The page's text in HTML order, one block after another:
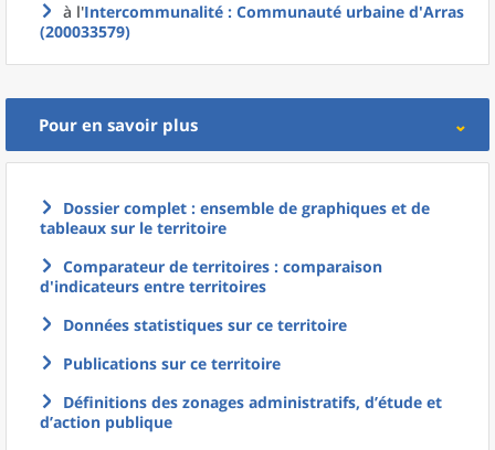
à l'Intercommunalité : Communauté urbaine d'Arras
(200033579)
Pour en savoir plus
Dossier complet : ensemble de graphiques et de
tableaux sur le territoire
Comparateur de territoires : comparaison
d'indicateurs entre territoires
Données statistiques sur ce territoire
Publications sur ce territoire
Définitions des zonages administratifs, d’étude et
d’action publique